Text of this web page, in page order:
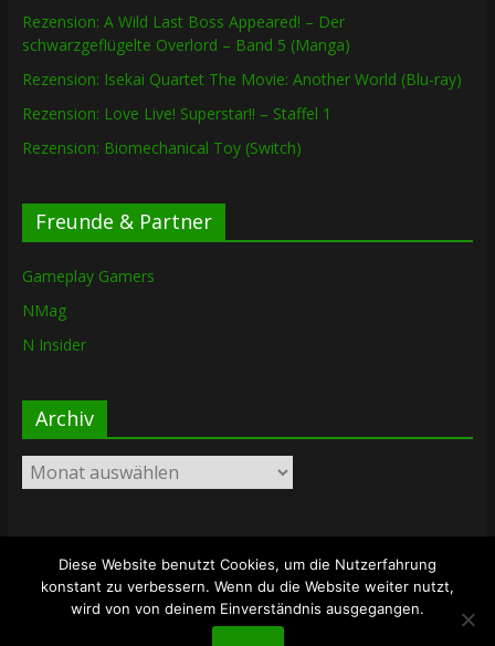
Rezension: A Wild Last Boss Appeared! – Der
schwarzgeflügelte Overlord – Band 5 (Manga)
Rezension: Isekai Quartet The Movie: Another World (Blu-ray)
Rezension: Love Live! Superstar!! – Staffel 1
Rezension: Biomechanical Toy (Switch)
Freunde & Partner
Gameplay Gamers
NMag
N Insider
Archiv
Archiv
Copyright © 2026The Lost Dungeon. Alle Rechte vorbehalten.
Theme: ColorMag vonThemeGrill. Bereitgestellt von
WordPress
Diese Website benutzt Cookies, um die Nutzerfahrung
konstant zu verbessern. Wenn du die Website weiter nutzt,
wird von von deinem Einverständnis ausgegangen.